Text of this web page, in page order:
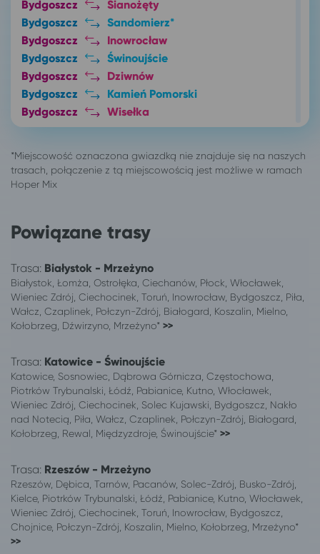
Bydgoszcz
Sianożęty
Bydgoszcz
Sandomierz*
Bydgoszcz
Inowrocław
Bydgoszcz
Świnoujście
Bydgoszcz
Dziwnów
Bydgoszcz
Kamień Pomorski
Bydgoszcz
Wisełka
Bydgoszcz
Kołczewo
Bydgoszcz
Stronie Śląskie
Bydgoszcz
Bydgoszcz
Katowice
Bydgoszcz
Pobierowo
Bydgoszcz
Niechorze
Bydgoszcz
Łódź
Bydgoszcz
Warszawa
Bydgoszcz
Busko-Zdrój
Bydgoszcz
Kielce
Bydgoszcz
Solec-Zdrój
Bydgoszcz
Kołobrzeg
Bydgoszcz
Mielno
Bydgoszcz
Koszalin
Bydgoszcz
Polanica-Zdrój
Bydgoszcz
Toruń
Bydgoszcz
Dźwirzyno
Powiązane trasy
Trasa: Białystok - Mrzeżyno
Białystok, Łomża, Ostrołęka, Ciechanów, Płock, Włocławek,
Wieniec Zdrój, Ciechocinek, Toruń, Inowrocław, Bydgoszcz, Piła,
Wałcz, Czaplinek, Połczyn-Zdrój, Białogard, Koszalin, Mielno,
Kołobrzeg, Dźwirzyno, Mrzeżyno* >>
Trasa: Katowice - Świnoujście
Katowice, Sosnowiec, Dąbrowa Górnicza, Częstochowa,
Piotrków Trybunalski, Łódź, Pabianice, Kutno, Włocławek,
Wieniec Zdrój, Ciechocinek, Solec Kujawski, Bydgoszcz, Nakło
nad Notecią, Piła, Wałcz, Czaplinek, Połczyn-Zdrój, Białogard,
Kołobrzeg, Rewal, Międzyzdroje, Świnoujście* >>
Trasa: Rzeszów - Mrzeżyno
Rzeszów, Dębica, Tarnów, Pacanów, Solec-Zdrój, Busko-Zdrój,
Kielce, Piotrków Trybunalski, Łódź, Pabianice, Kutno, Włocławek,
Wieniec Zdrój, Ciechocinek, Toruń, Inowrocław, Bydgoszcz,
Chojnice, Połczyn-Zdrój, Koszalin, Mielno, Kołobrzeg, Mrzeżyno*
>>